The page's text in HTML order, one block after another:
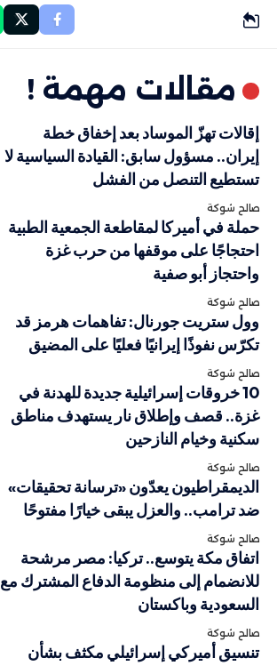
مقالات مهمة !
إقالات تهزّ الموساد بعد إخفاق خطة
إيران.. مسؤول سابق: القيادة السياسية لا
تستطيع التنصل من الفشل
صالح شوكة
حملة في أميركا لمقاطعة الجمعية الطبية
احتجاجًا على موقفها من حرب غزة
واحتجاز أبو صفية
صالح شوكة
وول ستريت جورنال: تفاهمات هرمز قد
تكرّس نفوذًا إيرانيًا فعليًا على المضيق
صالح شوكة
10 خروقات إسرائيلية جديدة للهدنة في
غزة.. قصف وإطلاق نار يستهدف مناطق
سكنية وخيام النازحين
صالح شوكة
الديمقراطيون يعدّون «ترسانة تحقيقات»
ضد ترامب.. والعزل يبقى خيارًا مفتوحًا
صالح شوكة
اتفاق مكة يتوسع.. تركيا: مصر مرشحة
للانضمام إلى منظومة الدفاع المشترك مع
السعودية وباكستان
صالح شوكة
تنسيق أميركي إسرائيلي مكثف بشأن